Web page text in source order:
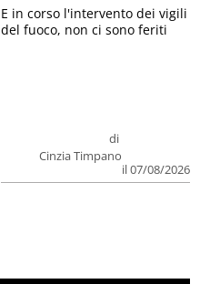
di
Cinzia Timpano
il 07/08/2026
E in corso l'intervento dei vigili
del fuoco, non ci sono feriti